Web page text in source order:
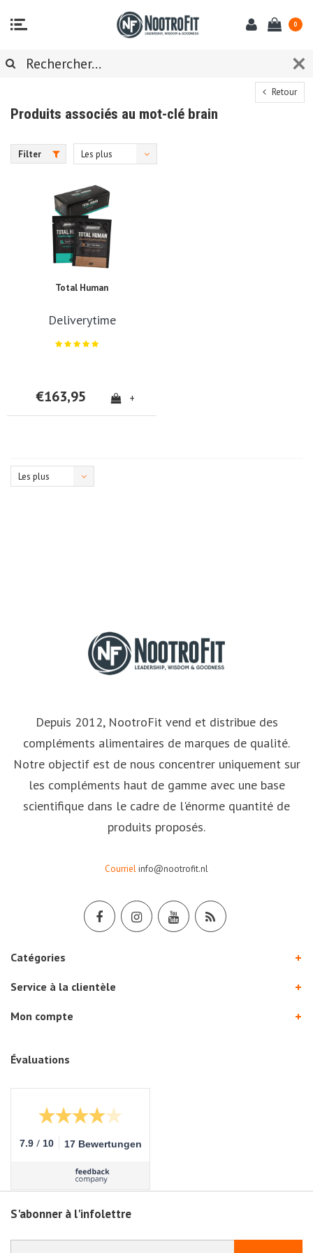
0
Retour
Produits associés au mot-clé brain
Filter
Les plus
Total Human
Deliverytime
€163,95 +
Les plus
Depuis 2012, NootroFit vend et distribue des
compléments alimentaires de marques de qualité.
Notre objectif est de nous concentrer uniquement sur
les compléments haut de gamme avec une base
scientifique dans le cadre de l'énorme quantité de
produits proposés.
Courrielinfo@nootrofit.nl
Catégories
Service à la clientèle
Mon compte
Évaluations
7.9 / 10 17 Bewertungen
S'abonner à l'infolettre